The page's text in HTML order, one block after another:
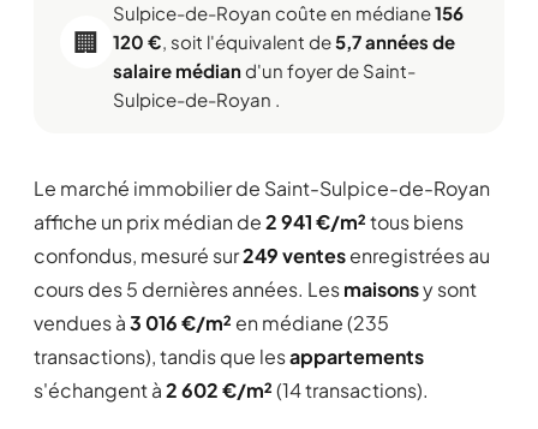
🏢
Sulpice-de-Royan coûte en médiane156
120 €, soit l'équivalent de5,7 années de
salaire médiand'un foyer de Saint-
Sulpice-de-Royan .
Le marché immobilier de Saint-Sulpice-de-Royan
affiche un prix médian de2 941 €/m²tous biens
confondus, mesuré sur249 ventesenregistrées au
cours des 5 dernières années. Lesmaisonsy sont
vendues à3 016 €/m² en médiane (235
transactions), tandis que lesappartements
s'échangent à2 602 €/m²(14 transactions).